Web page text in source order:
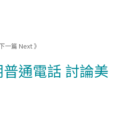
一篇 Next 》
通電話 討論美